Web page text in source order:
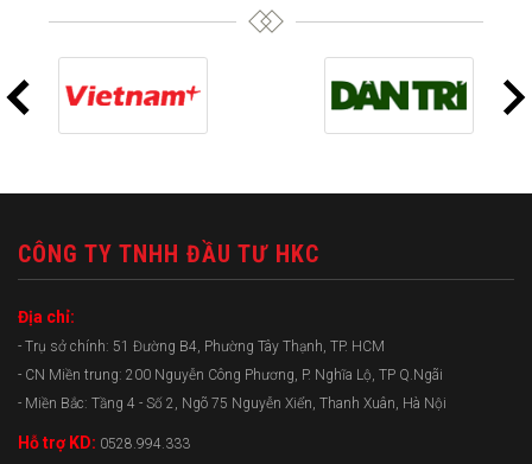
CÔNG TY TNHH ĐẦU TƯ HKC
Địa chỉ:
- Trụ sở chính: 51 Đường B4, Phường Tây Thạnh, TP. HCM
- CN Miền trung: 200 Nguyễn Công Phương, P. Nghĩa Lộ, TP Q.Ngãi
- Miền Bắc: Tầng 4 - Số 2, Ngõ 75 Nguyễn Xiển, Thanh Xuân, Hà Nội
Hỗ trợ KD: 0528.994.333